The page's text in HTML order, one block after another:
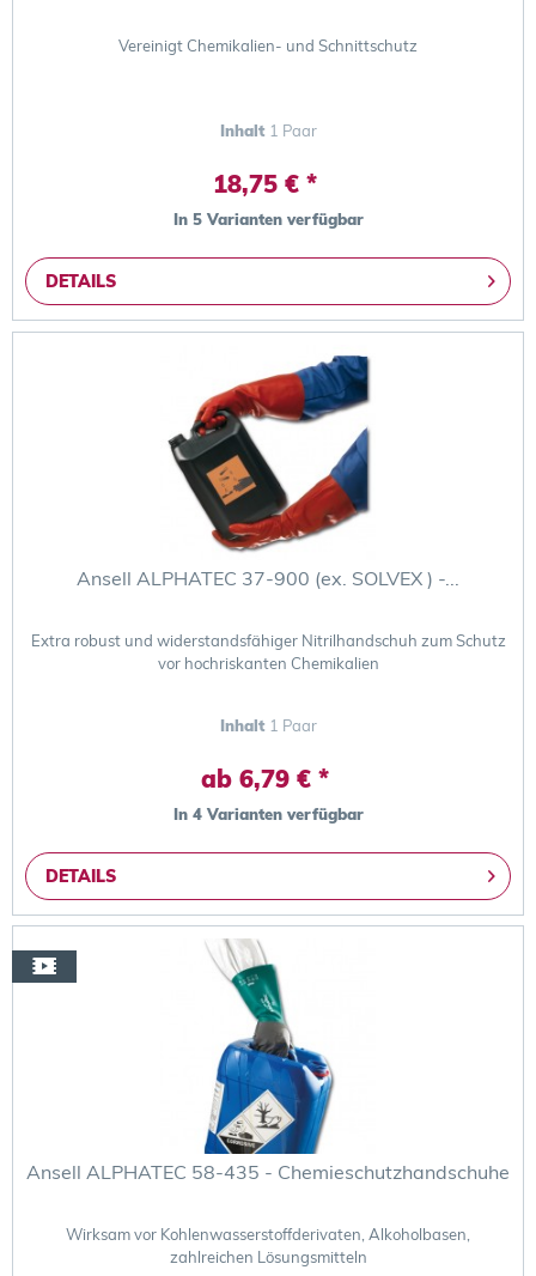
Vereinigt Chemikalien- und Schnittschutz
Inhalt 1 Paar
18,75 € *
In 5 Varianten verfügbar
DETAILS
Ansell ALPHATEC 37-900 (ex. SOLVEX ) -...
Extra robust und widerstandsfähiger Nitrilhandschuh zum Schutz
vor hochriskanten Chemikalien
Inhalt 1 Paar
ab 6,79 € *
In 4 Varianten verfügbar
DETAILS
Ansell ALPHATEC 58-435 - Chemieschutzhandschuhe
Wirksam vor Kohlenwasserstoffderivaten, Alkoholbasen,
zahlreichen Lösungsmitteln